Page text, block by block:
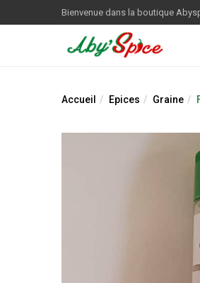
Bienvenue dans la boutique
Accueil Epices Graine